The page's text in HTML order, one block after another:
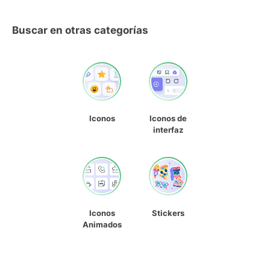
Buscar en otras categorías
Iconos
Iconos de
interfaz
Iconos
Animados
Stickers